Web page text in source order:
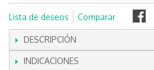
Lista de deseos Comparar
DESCRIPCIÓN
INDICACIONES